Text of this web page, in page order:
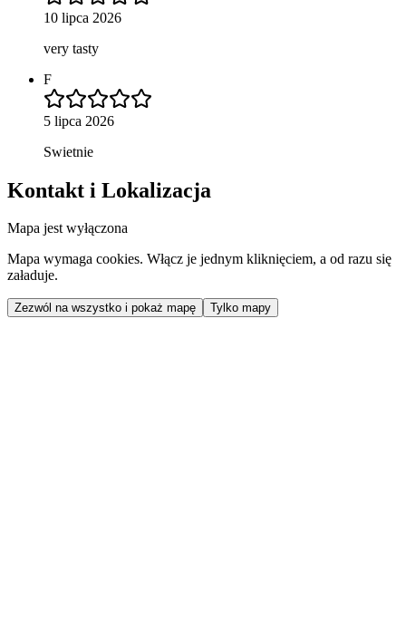
10 lipca 2026
very tasty
F
5 lipca 2026
Swietnie
Kontakt i Lokalizacja
Mapa jest wyłączona
Mapa wymaga cookies. Włącz je jednym kliknięciem, a od razu się
załaduje.
Zezwól na wszystko i pokaż mapę Tylko mapy